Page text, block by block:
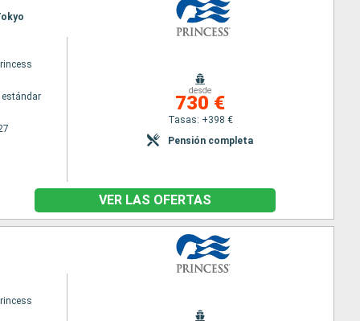
desde
730 €
Tasas: +398 €
Pensión completa
VER LAS OFERTAS